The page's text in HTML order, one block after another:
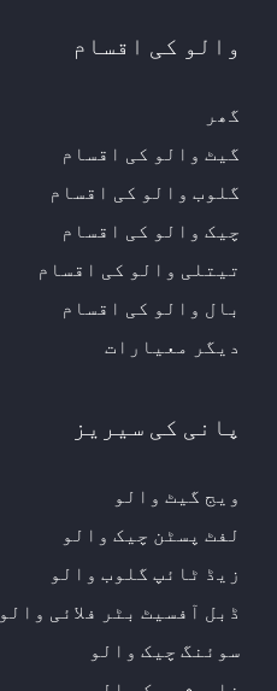
والو کی اقسام
گھر
گیٹ والو کی اقسام
گلوب والو کی اقسام
چیک والو کی اقسام
تیتلی والو کی اقسام
بال والو کی اقسام
دیگر معیارات
پانی کی سیریز
ویج گیٹ والو
لفٹ پسٹن چیک والو
زیڈ ٹائپ گلوب والو
ڈبل آفسیٹ بٹر فلائی والو
سوئنگ چیک والو